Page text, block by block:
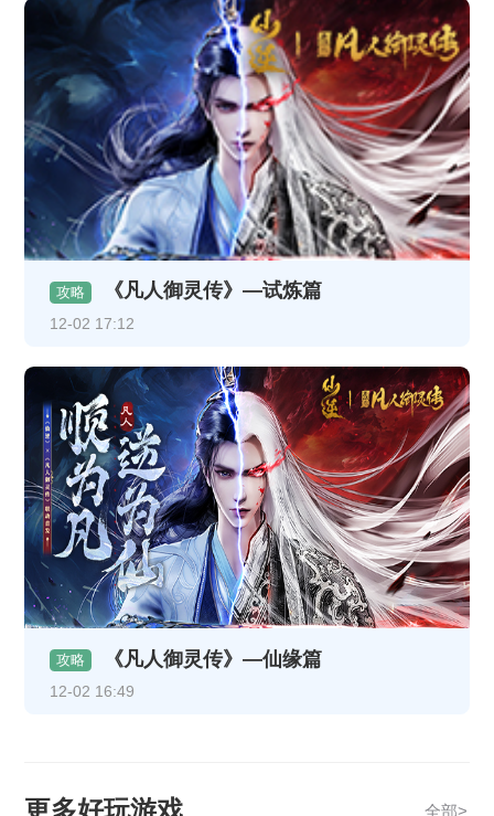
攻略 《凡人御灵传》—试炼篇
12-02 17:12
攻略 《凡人御灵传》—仙缘篇
12-02 16:49
全部>